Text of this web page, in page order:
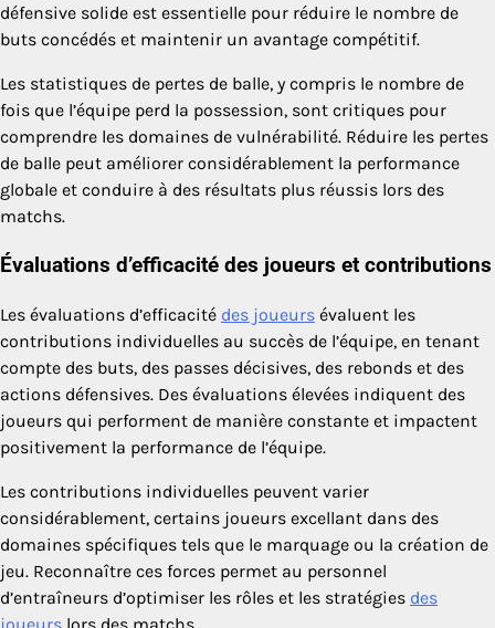
défensive solide est essentielle pour réduire le nombre de
buts concédés et maintenir un avantage compétitif.
Les statistiques de pertes de balle, y compris le nombre de
fois que l’équipe perd la possession, sont critiques pour
comprendre les domaines de vulnérabilité. Réduire les pertes
de balle peut améliorer considérablement la performance
globale et conduire à des résultats plus réussis lors des
matchs.
Évaluations d’efficacité des joueurs et contributions
Les évaluations d’efficacité des joueurs évaluent les
contributions individuelles au succès de l’équipe, en tenant
compte des buts, des passes décisives, des rebonds et des
actions défensives. Des évaluations élevées indiquent des
joueurs qui performent de manière constante et impactent
positivement la performance de l’équipe.
Les contributions individuelles peuvent varier
considérablement, certains joueurs excellant dans des
domaines spécifiques tels que le marquage ou la création de
jeu. Reconnaître ces forces permet au personnel
d’entraîneurs d’optimiser les rôles et les stratégies des